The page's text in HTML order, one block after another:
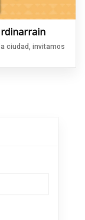
ciudad, invitamos